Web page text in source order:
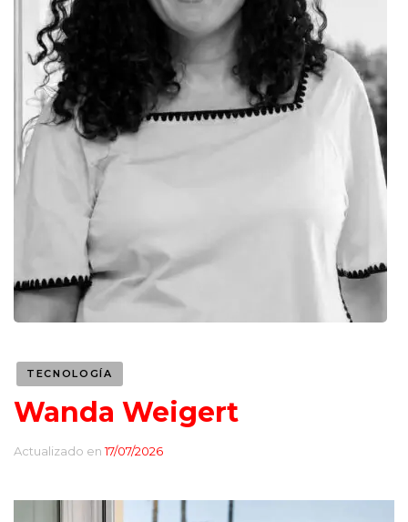
TECNOLOGÍA
Wanda Weigert
Actualizado en17/07/2026